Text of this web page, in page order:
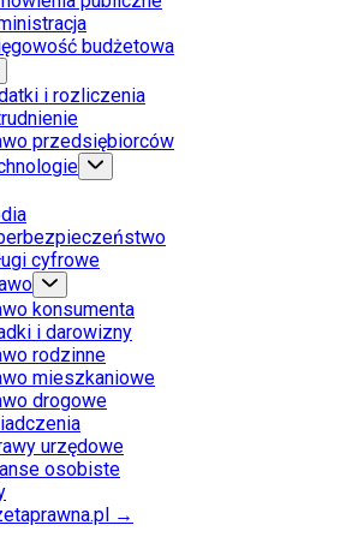
budżetowa
i rozliczenia
przedsiębiorców
cyfrowe
konsumenta
i darowizny
rodzinne
mieszkaniowe
drogowe
urzędowe
osobiste
→